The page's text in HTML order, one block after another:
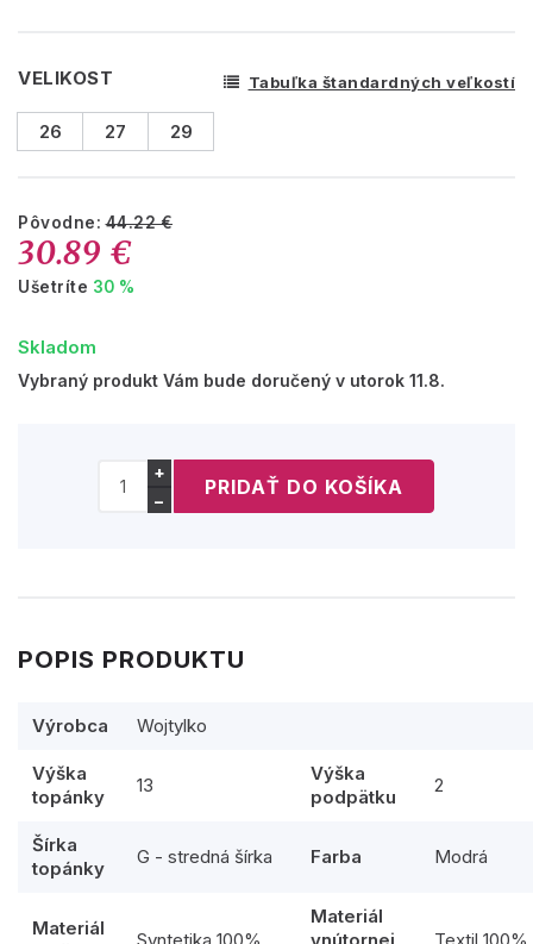
VELIKOST Tabuľka štandardných veľkostí
26 27 29
Pôvodne:44.22 €
30.89 €
Ušetríte 30 %
Skladom
Vybraný produkt Vám bude doručený v utorok 11.8.
+
−
POPIS PRODUKTU
Výrobca Wojtylko
Výška
topánky
13
Výška
podpätku
2
Šírka
topánky
G - stredná šírka Farba Modrá
Materiál
Materiál